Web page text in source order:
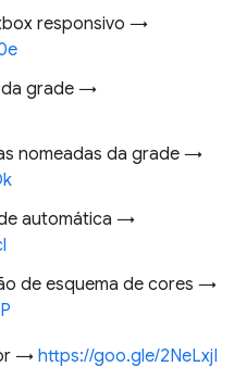
responsivo →
da grade →
nomeadas da grade →
automática →
de esquema de cores →
→ https://goo.gle/2NeLxjI